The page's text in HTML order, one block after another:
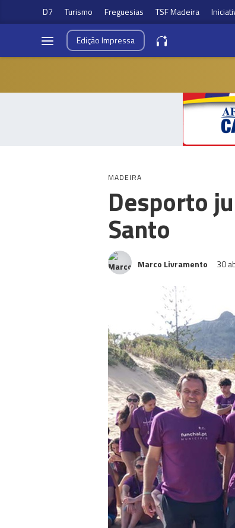
D7 Turismo Freguesias TSF Madeira
EdiçãoImpressa
MADEIRA
Desporto
Santo
Marco Livramento 30